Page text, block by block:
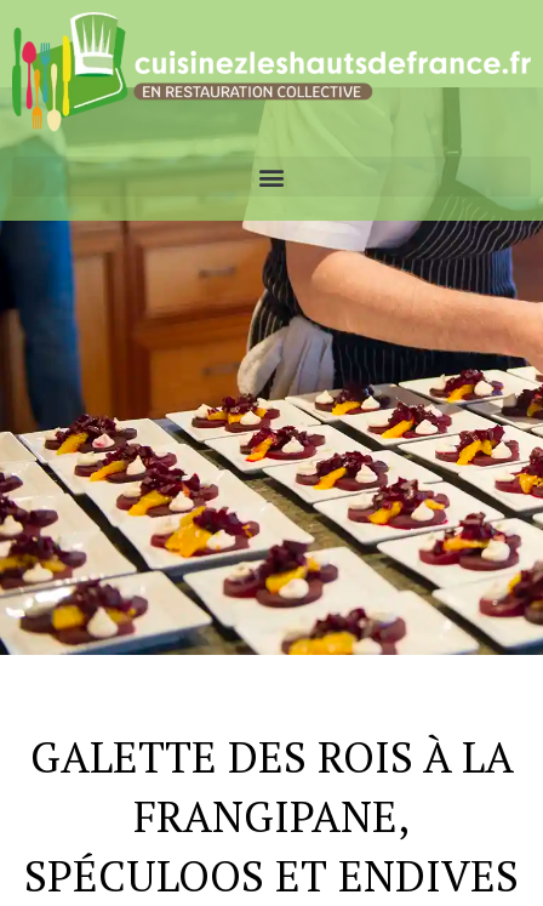
GALETTE DES ROIS À LA
FRANGIPANE,
SPÉCULOOS ET ENDIVES